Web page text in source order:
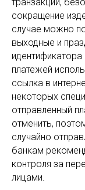
сокращение
случае можно
выходные и
идентификатора
платежей
ссылка в
некоторых
отправленный
отменить,
случайно
банкам
контроля за
лицами.